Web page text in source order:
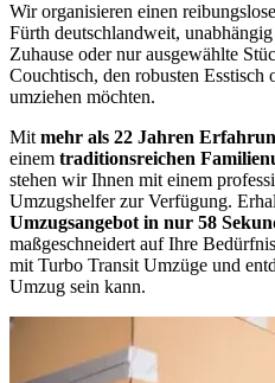
Wir organisieren einen
Fürth deutschlandweit,
Zuhause oder nur ausgewählte
Couchtisch, den robusten Esstisch
umziehen möchten.
Mit mehr als 22 Jahren
einem traditionsreichen
stehen wir Ihnen mit einem
Umzugshelfer zur Verfügung.
Umzugsangebot in nur 58
maßgeschneidert auf Ihre
mit Turbo Transit Umzüge und
Umzug sein kann.